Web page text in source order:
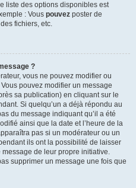
liste des options disponibles est
: Vous pouvez poster de
fichiers, etc.
?
vous ne pouvez modifier ou
pouvez modifier un message
sa publication) en cliquant sur le
Si quelqu’un a déjà répondu au
du message indiquant qu’il a été
ainsi que la date et l’heure de la
pas si un modérateur ou un
ils ont la possibilité de laisser
de leur propre initiative.
supprimer un message une fois que